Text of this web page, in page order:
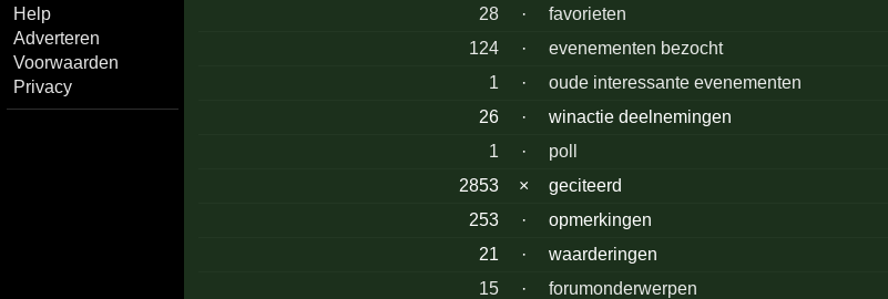
Help
Adverteren
Voorwaarden
Privacy
28
·
favorieten
124
·
evenementen bezocht
1
·
oude interessante evenementen
26
·
winactie deelnemingen
1
·
poll
2853
×
geciteerd
253
·
opmerkingen
21
·
waarderingen
15
·
forumonderwerpen